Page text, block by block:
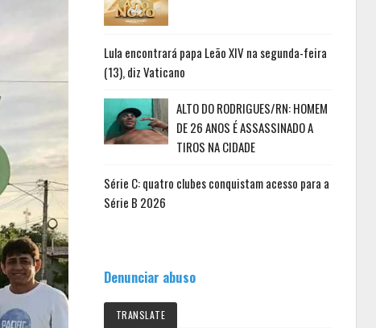
Lula encontrará papa Leão XIV na segunda-feira
(13), diz Vaticano
ALTO DO RODRIGUES/RN: HOMEM
DE 26 ANOS É ASSASSINADO A
TIROS NA CIDADE
Série C: quatro clubes conquistam acesso para a
Série B 2026
Denunciar abuso
TRANSLATE